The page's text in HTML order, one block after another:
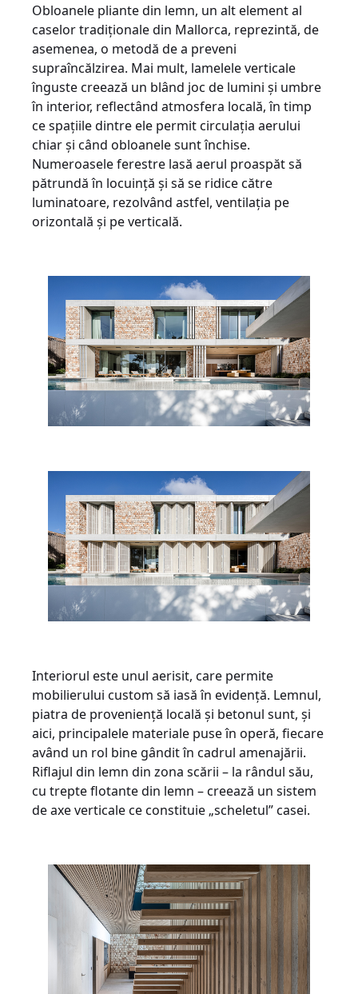
Obloanele pliante din lemn, un alt element al
caselor tradiționale din Mallorca, reprezintă, de
asemenea, o metodă de a preveni
supraîncălzirea. Mai mult, lamelele verticale
înguste creează un blând joc de lumini și umbre
în interior, reflectând atmosfera locală, în timp
ce spațiile dintre ele permit circulația aerului
chiar și când obloanele sunt închise.
Numeroasele ferestre lasă aerul proaspăt să
pătrundă în locuință și să se ridice către
luminatoare, rezolvând astfel, ventilația pe
orizontală și pe verticală.
Interiorul este unul aerisit, care permite
mobilierului custom să iasă în evidență. Lemnul,
piatra de proveniență locală și betonul sunt, și
aici, principalele materiale puse în operă, fiecare
având un rol bine gândit în cadrul amenajării.
Riflajul din lemn din zona scării – la rândul său,
cu trepte flotante din lemn – creează un sistem
de axe verticale ce constituie „scheletul” casei.